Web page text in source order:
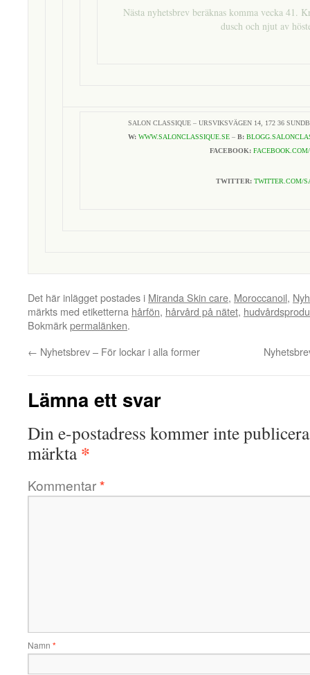
Nästa nyhetsbrev beräknas komma vecka 41.
dusch och njut av
SALON CLASSIQUE – URSVIKSVÄGEN 14, 172 36
W: WWW.SALONCLASSIQUE.SE – B:
FACEBOOK:
TWITTER: TWITTER.COM/
Det här inlägget postades i Miranda Skin care, Moroccanoil,
märkts med etiketterna hårfön, hårvård på nätet,
Bokmärkpermalänken.
← Nyhetsbrev – För lockar i alla former
Lämna ett svar
Din e-postadress kommer inte
märkta*
Kommentar*
Namn *